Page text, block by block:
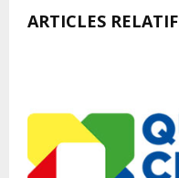
ARTICLES